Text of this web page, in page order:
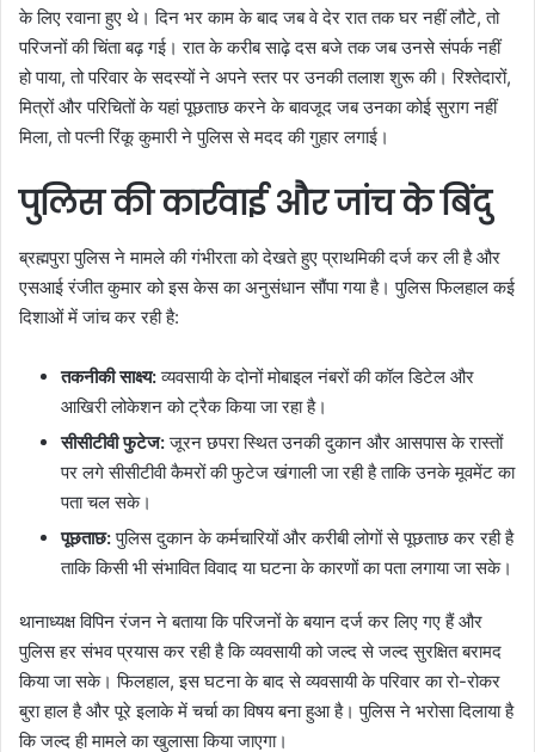
के लिए रवाना हुए थे। दिन भर काम के बाद जब वे देर रात तक घर नहीं लौटे, तो
परिजनों की चिंता बढ़ गई। रात के करीब साढ़े दस बजे तक जब उनसे संपर्क नहीं
हो पाया, तो परिवार के सदस्यों ने अपने स्तर पर उनकी तलाश शुरू की। रिश्तेदारों,
मित्रों और परिचितों के यहां पूछताछ करने के बावजूद जब उनका कोई सुराग नहीं
मिला, तो पत्नी रिंकू कुमारी ने पुलिस से मदद की गुहार लगाई।
पुलिस की कार्रवाई और जांच के बिंदु
ब्रह्मपुरा पुलिस ने मामले की गंभीरता को देखते हुए प्राथमिकी दर्ज कर ली है और
एसआई रंजीत कुमार को इस केस का अनुसंधान सौंपा गया है। पुलिस फिलहाल कई
दिशाओं में जांच कर रही है:
तकनीकी साक्ष्य:व्यवसायी के दोनों मोबाइल नंबरों की कॉल डिटेल और
आखिरी लोकेशन को ट्रैक किया जा रहा है।
सीसीटीवी फुटेज:जूरन छपरा स्थित उनकी दुकान और आसपास के रास्तों
पर लगे सीसीटीवी कैमरों की फुटेज खंगाली जा रही है ताकि उनके मूवमेंट का
पता चल सके।
पूछताछ:पुलिस दुकान के कर्मचारियों और करीबी लोगों से पूछताछ कर रही है
ताकि किसी भी संभावित विवाद या घटना के कारणों का पता लगाया जा सके।
थानाध्यक्ष विपिन रंजन ने बताया कि परिजनों के बयान दर्ज कर लिए गए हैं और
पुलिस हर संभव प्रयास कर रही है कि व्यवसायी को जल्द से जल्द सुरक्षित बरामद
किया जा सके। फिलहाल, इस घटना के बाद से व्यवसायी के परिवार का रो-रोकर
बुरा हाल है और पूरे इलाके में चर्चा का विषय बना हुआ है। पुलिस ने भरोसा दिलाया है
कि जल्द ही मामले का खुलासा किया जाएगा।